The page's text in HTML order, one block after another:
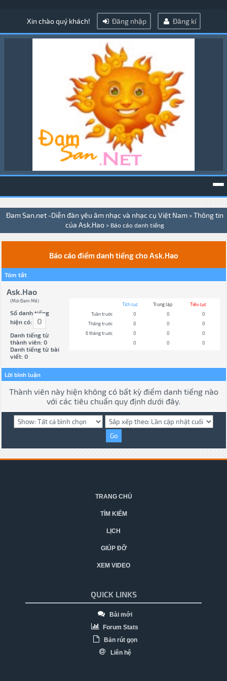
Xin chào quý khách! Đăng nhập Đăng kí
Đam San.net -Diễn đàn yêu âm nhạc và nhạc cụ Việt Nam > Thông tin
của Ask.Hao > Báo cáo danh tiếng
Báo cáo điểm danh tiếng cho Ask.Hao
Tóm tắt
Ask.Hao
(Mới Đam Mê)
Số danh tiếng
hiện có:
0
Danh tiếng từ
thành viên: 0
Danh tiếng từ bài
viết: 0
Tích cực Trung lập
Tiêu cực
Tuần trước
0 0
0
Tháng trước
0 0
0
6 tháng trước
0 0
0
0
0 0
Lời bình luận
Thành viên này hiện không có bất kỳ điểm danh tiếng nào
với các tiêu chuẩn quy định dưới đây.
TRANG CHỦ
TÌM KIẾM
LỊCH
GIÚP ĐỠ
XEM VIDEO
QUICK LINKS
Bài mới
Forum Stats
Bản rút gọn
Liên hệ